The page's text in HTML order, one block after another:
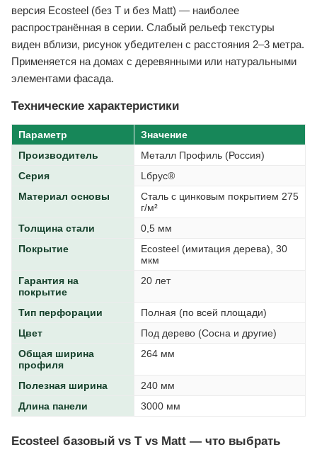
версия Ecosteel (без T и без Matt) — наиболее
распространённая в серии. Слабый рельеф текстуры
виден вблизи, рисунок убедителен с расстояния 2–3 метра.
Применяется на домах с деревянными или натуральными
элементами фасада.
Технические характеристики
Параметр
Значение
Производитель
Металл Профиль (Россия)
Серия
Lбрус®
Материал основы
Сталь с цинковым покрытием 275
г/м²
Толщина стали
0,5 мм
Покрытие
Ecosteel (имитация дерева), 30
мкм
Гарантия на
покрытие
20 лет
Тип перфорации
Полная (по всей площади)
Цвет
Под дерево (Сосна и другие)
Общая ширина
профиля
264 мм
Полезная ширина
240 мм
Длина панели
3000 мм
Ecosteel базовый vs T vs Matt — что выбрать